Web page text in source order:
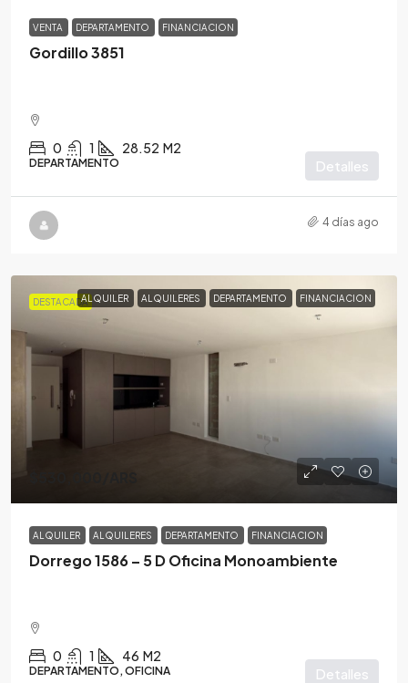
VENTA DEPARTAMENTO FINANCIACION
Gordillo 3851
0 1 28.52 M2
DEPARTAMENTO Detalles
4 días ago
DESTACADAALQUILER ALQUILERES DEPARTAMENTO FINANCIACION
ALQUILER ALQUILERES DEPARTAMENTO FINANCIACION
Dorrego 1586 – 5 D Oficina Monoambiente
0 1 46 M2
DEPARTAMENTO, OFICINA Detalles